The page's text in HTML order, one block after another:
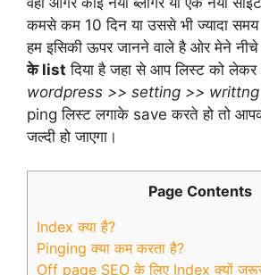
कमसे कम 10 दिन या उससे भी ज्यादा
हम इसिकी ऊपर जानने वाले है ओर मेने
के list दिया है जहा से आप लिस्ट को
wordpress >> setting >> writtng
ping लिस्ट लगाके save करते हो तो
जल्दी हो जाएगा।
Page Contents
Index क्या है?
Pinging क्या कम करता है?
Off page SEO के लिए Index क्यों